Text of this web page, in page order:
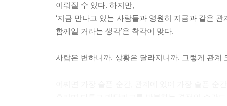
이뤄질 수 있다. 하지만,
‘지금 만나고 있는 사람들과 영원히 지금과 같은 관
함께일 거라는 생각’은 착각이 맞다.
사람은 변하니까. 상황은 달라지니까. 그렇게 관계
흘리며 다투고 매달리고를 반복하는 격정의 순간